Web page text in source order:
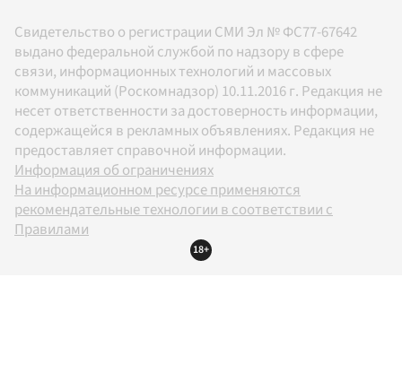
Свидетельство о регистрации СМИ Эл № ФС77-67642
выдано федеральной службой по надзору в сфере
связи, информационных технологий и массовых
коммуникаций (Роскомнадзор) 10.11.2016 г. Редакция не
несет ответственности за достоверность информации,
содержащейся в рекламных объявлениях. Редакция не
предоставляет справочной информации.
Информация об ограничениях
На информационном ресурсе применяются
рекомендательные технологии в соответствии с
Правилами
18+